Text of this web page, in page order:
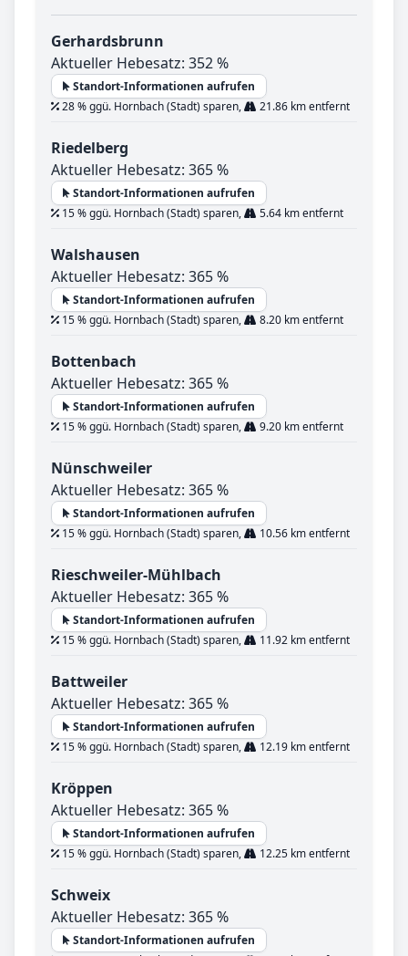
Gerhardsbrunn
Aktueller Hebesatz: 352 %
Standort-Informationen aufrufen
28 % ggü. Hornbach (Stadt) sparen,
21.86 km entfernt
Riedelberg
Aktueller Hebesatz: 365 %
Standort-Informationen aufrufen
15 % ggü. Hornbach (Stadt) sparen,
5.64 km entfernt
Walshausen
Aktueller Hebesatz: 365 %
Standort-Informationen aufrufen
15 % ggü. Hornbach (Stadt) sparen,
8.20 km entfernt
Bottenbach
Aktueller Hebesatz: 365 %
Standort-Informationen aufrufen
15 % ggü. Hornbach (Stadt) sparen,
9.20 km entfernt
Nünschweiler
Aktueller Hebesatz: 365 %
Standort-Informationen aufrufen
15 % ggü. Hornbach (Stadt) sparen,
10.56 km entfernt
Rieschweiler-Mühlbach
Aktueller Hebesatz: 365 %
Standort-Informationen aufrufen
15 % ggü. Hornbach (Stadt) sparen,
11.92 km entfernt
Battweiler
Aktueller Hebesatz: 365 %
Standort-Informationen aufrufen
15 % ggü. Hornbach (Stadt) sparen,
12.19 km entfernt
Kröppen
Aktueller Hebesatz: 365 %
Standort-Informationen aufrufen
15 % ggü. Hornbach (Stadt) sparen,
12.25 km entfernt
Schweix
Aktueller Hebesatz: 365 %
Standort-Informationen aufrufen